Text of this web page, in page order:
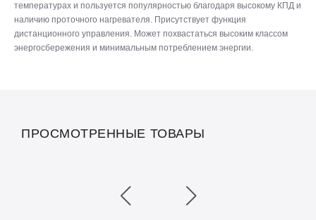
температурах и пользуется популярностью благодаря высокому КПД и
наличию проточного нагревателя. Присутствует функция
дистанционного управления. Может похвастаться высоким классом
энергосбережения и минимальным потреблением энергии.
ПРОСМОТРЕННЫЕ ТОВАРЫ